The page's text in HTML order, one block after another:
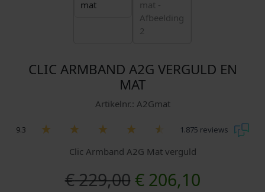
CLIC ARMBAND A2G VERGULD EN
MAT
Artikelnr.: A2Gmat
9.3 1.875 reviews
Clic Armband A2G Mat verguld
€229,00 O
€206,10H